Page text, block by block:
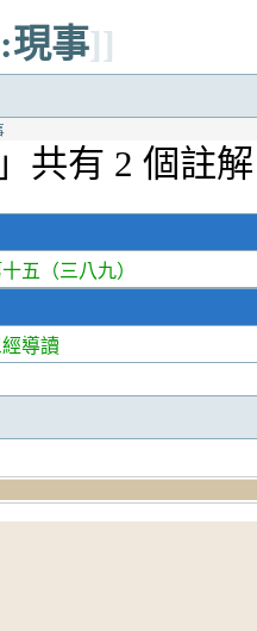
現事]]
」共有 2 個註解
五
（三八九）
導讀